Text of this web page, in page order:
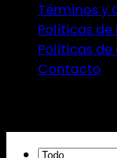
Términos y
Políticas de
Políticas de
Contacto